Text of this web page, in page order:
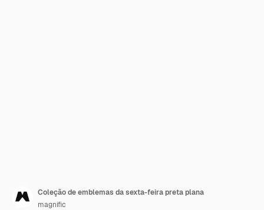
Coleção de emblemas da sexta-feira preta plana
magnific